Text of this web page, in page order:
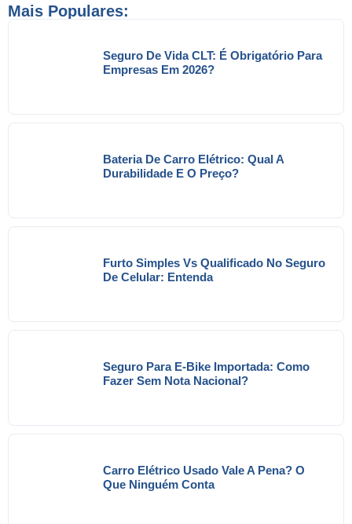
Mais Populares:
Seguro De Vida CLT: É Obrigatório Para
Empresas Em 2026?
Bateria De Carro Elétrico: Qual A
Durabilidade E O Preço?
Furto Simples Vs Qualificado No Seguro
De Celular: Entenda
Seguro Para E-Bike Importada: Como
Fazer Sem Nota Nacional?
Carro Elétrico Usado Vale A Pena? O
Que Ninguém Conta